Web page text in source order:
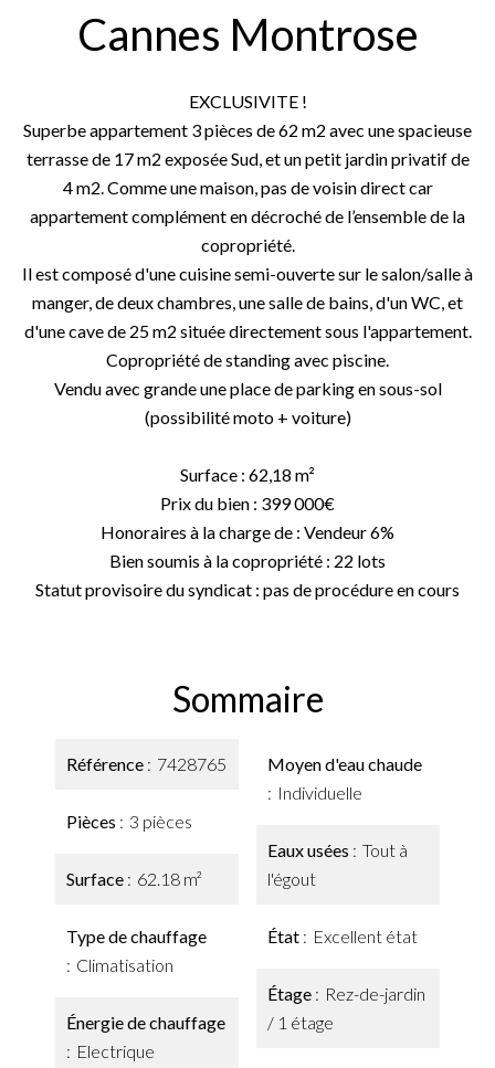
Cannes Montrose
EXCLUSIVITE !
Superbe appartement 3 pièces de 62 m2 avec une spacieuse
terrasse de 17 m2 exposée Sud, et un petit jardin privatif de
4 m2. Comme une maison, pas de voisin direct car
appartement complément en décroché de l’ensemble de la
copropriété.
Il est composé d'une cuisine semi-ouverte sur le salon/salle à
manger, de deux chambres, une salle de bains, d'un WC, et
d'une cave de 25 m2 située directement sous l'appartement.
Copropriété de standing avec piscine.
Vendu avec grande une place de parking en sous-sol
(possibilité moto + voiture)
Surface : 62,18 m²
Prix du bien : 399 000€
Honoraires à la charge de : Vendeur 6%
Bien soumis à la copropriété : 22 lots
Statut provisoire du syndicat : pas de procédure en cours
Sommaire
Référence 7428765
Pièces 3 pièces
Surface 62.18 m²
Type de chauffage
Climatisation
Énergie de chauffage
Electrique
Moyen d'eau chaude
Individuelle
Eaux usées
Tout à
l'égout
État Excellent état
Étage
Rez-de-jardin
/ 1 étage